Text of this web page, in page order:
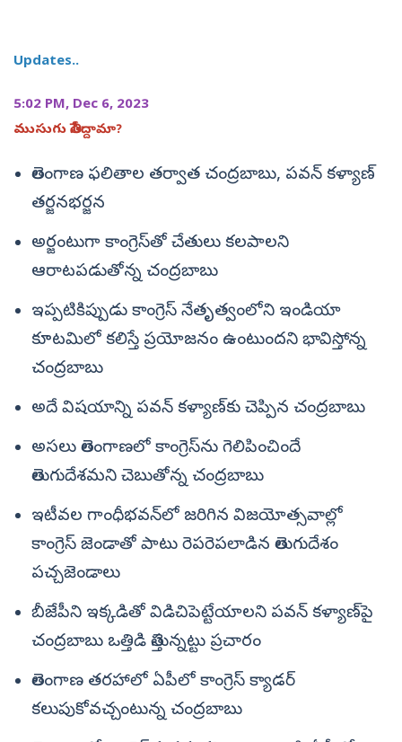
Updates..
5:02 PM, Dec 6, 2023
ముసుగు తీసేద్దామా?
తెలంగాణ ఫలితాల తర్వాత చంద్రబాబు, పవన్‌ కళ్యాణ్‌
తర్జనభర్జన
అర్జంటుగా కాంగ్రెస్‌తో చేతులు కలపాలని
ఆరాటపడుతోన్న చంద్రబాబు
ఇప్పటికిప్పుడు కాంగ్రెస్‌ నేతృత్వంలోని ఇండియా
కూటమిలో కలిస్తే ప్రయోజనం ఉంటుందని భావిస్తోన్న
చంద్రబాబు
అదే విషయాన్ని పవన్‌ కళ్యాణ్‌కు చెప్పిన చంద్రబాబు
అసలు తెలంగాణలో కాంగ్రెస్‌ను గెలిపించిందే
తెలుగుదేశమని చెబుతోన్న చంద్రబాబు
ఇటీవల గాంధీభవన్‌లో జరిగిన విజయోత్సవాల్లో
కాంగ్రెస్‌ జెండాతో పాటు రెపరెపలాడిన తెలుగుదేశం
పచ్చజెండాలు
బీజేపీని ఇక్కడితో విడిచిపెట్టేయాలని పవన్‌ కళ్యాణ్‌పై
చంద్రబాబు ఒత్తిడి తెస్తున్నట్టు ప్రచారం
తెలంగాణ తరహాలో ఏపీలో కాంగ్రెస్‌ క్యాడర్‌
కలుపుకోవచ్చంటున్న చంద్రబాబు